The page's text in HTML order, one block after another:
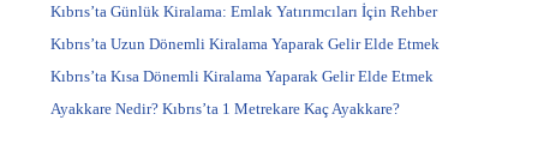
Kıbrıs’ta Günlük Kiralama: Emlak Yatırımcıları İçin Rehber
Kıbrıs’ta Uzun Dönemli Kiralama Yaparak Gelir Elde Etmek
Kıbrıs’ta Kısa Dönemli Kiralama Yaparak Gelir Elde Etmek
Ayakkare Nedir? Kıbrıs’ta 1 Metrekare Kaç Ayakkare?